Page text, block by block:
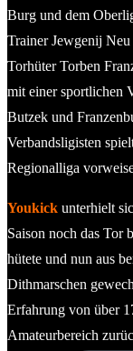
Burg und dem
Trainer Jewgenij
Torhüter Torben
mit einer sportlichen
Butzek und
Verbandsligisten
Regionalliga
Youkick unterhielt
Saison noch das Tor
hütete und nun aus
Dithmarschen
Erfahrung von über
Amateurbereich